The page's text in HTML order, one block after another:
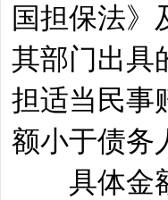
国担保法》
其部门出具
担适当民事
额小于债务
具体金额